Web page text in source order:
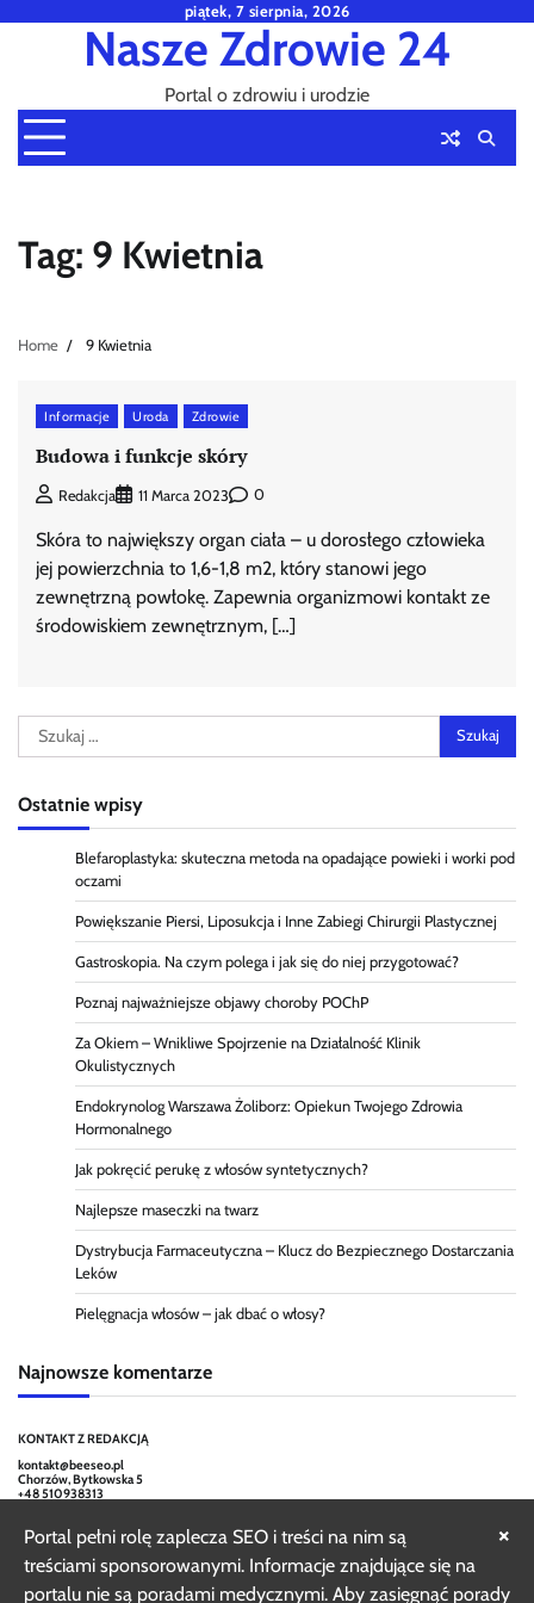
×
Portal pełni rolę zaplecza SEO i treści na nim są
treściami sponsorowanymi. Informacje znajdujące się na
portalu nie są poradami medycznymi. Aby zasięgnąć porady
piątek, 7 sierpnia, 2026
Nasze Zdrowie 24
Portal o zdrowiu i urodzie
Tag: 9 Kwietnia
Home 9 Kwietnia
Informacje Uroda Zdrowie
Budowa i funkcje skóry
Redakcja 11 Marca 2023 0
Skóra to największy organ ciała – u dorosłego człowieka
jej powierzchnia to 1,6-1,8 m2, który stanowi jego
zewnętrzną powłokę. Zapewnia organizmowi kontakt ze
środowiskiem zewnętrznym, […]
Szukaj:
Ostatnie wpisy
Blefaroplastyka: skuteczna metoda na opadające powieki i worki pod
oczami
Powiększanie Piersi, Liposukcja i Inne Zabiegi Chirurgii Plastycznej
Gastroskopia. Na czym polega i jak się do niej przygotować?
Poznaj najważniejsze objawy choroby POChP
Za Okiem – Wnikliwe Spojrzenie na Działalność Klinik
Okulistycznych
Endokrynolog Warszawa Żoliborz: Opiekun Twojego Zdrowia
Hormonalnego
Jak pokręcić perukę z włosów syntetycznych?
Najlepsze maseczki na twarz
Dystrybucja Farmaceutyczna – Klucz do Bezpiecznego Dostarczania
Leków
Pielęgnacja włosów – jak dbać o włosy?
Najnowsze komentarze
KONTAKT Z REDAKCJĄ
kontakt@beeseo.pl
Chorzów, Bytkowska 5
+48 510938313